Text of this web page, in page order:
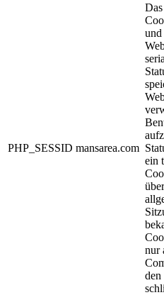
PHP_SESSID mansarea.com
und
ein
nur